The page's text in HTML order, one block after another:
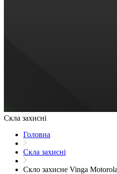
Скла захисні
Головна
Скла захисні
Скло захисне Vinga